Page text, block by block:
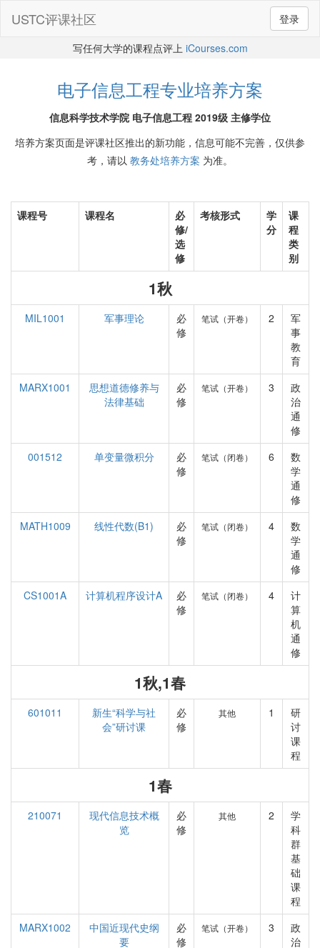
登录
USTC评课社区
写任何大学的课程点评上 iCourses.com
电子信息工程专业培养方案
信息科学技术学院 电子信息工程 2019级 主修学位
培养方案页面是评课社区推出的新功能，信息可能不完善，仅供参
考，请以 教务处培养方案 为准。
课程号 课程名
必
修/
选
修
考核形式
学
分
课
程
类
别
1秋
MIL1001 军事理论
必
修
笔试（开卷） 2
军
事
教
育
MARX1001
思想道德修养与
法律基础
必
修
笔试（开卷） 3
政
治
通
修
001512
单变量微积分
必
修
笔试（闭卷） 6
数
学
通
修
MATH1009
线性代数(B1)
必
修
笔试（闭卷） 4
数
学
通
修
CS1001A
计算机程序设计A
必
修
笔试（闭卷） 4
计
算
机
通
修
1秋,1春
601011
新生“科学与社
会”研讨课
必
修
其他 1
研
讨
课
程
1春
210071
现代信息技术概
览
必
修
其他 2
学
科
群
基
础
课
程
MARX1002
中国近现代史纲
要
必
修
笔试（开卷） 3
政
治